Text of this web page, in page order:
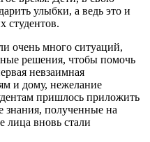
улыбки, а ведь это и
студентов.
очень много ситуаций,
решения, чтобы помочь
невзаимная
и дому, нежелание
пришлось приложить
знания, полученные на
лица вновь стали